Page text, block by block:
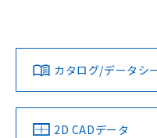
ダウンロードデータをご
みください。
ソフトウェアの使用条件
対応済み
中国 RoHS 注意事項・
LR型式承認
（イギリス
船舶規格）
DNV型
（ノル
カタログ/データシ
2D CADデータ